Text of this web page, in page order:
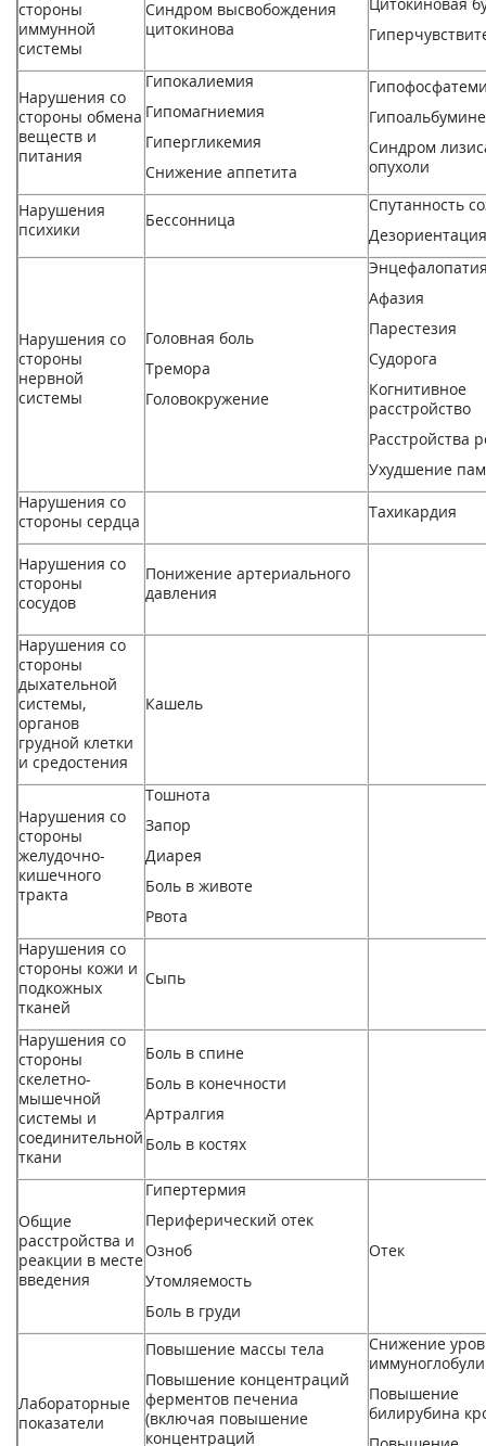
стороны
иммунной
системы
Синдром высвобождения
цитокиновa
Нарушения со
стороны обмена
веществ и
питания
Гипокалиемия
Гипомагниемия
Гипергликемия
Снижение аппетита
Синдром
опухоли
Нарушения
психики
Бессонница
Спутанность
Дезориентация
Нарушения со
стороны
нервной
системы
Головная боль
Треморa
Головокружение
Афазия
Парестезия
Судорога
Когнитивное
расстройство
Расстройства
Ухудшение
Нарушения со
стороны сердца
Тахикардия
Нарушения со
стороны
сосудов
Понижение артериального
давления
Нарушения со
стороны
дыхательной
системы,
органов
грудной клетки
и средостения
Кашель
Нарушения со
стороны
желудочно-
кишечного
тракта
Тошнота
Запор
Диарея
Боль в животе
Рвота
Нарушения со
стороны кожи и
подкожных
тканей
Сыпь
Нарушения со
стороны
скелетно-
мышечной
системы и
соединительной
ткани
Боль в спине
Боль в конечности
Артралгия
Боль в костях
Общие
расстройства и
реакции в месте
введения
Гипертермия
Периферический отек
Озноб
Утомляемость
Боль в груди
Отек
Лабораторные
показатели
Повышение массы тела
Повышение концентраций
ферментов печениa
(включая повышение
концентраций
Снижение
Повышение
билирубина